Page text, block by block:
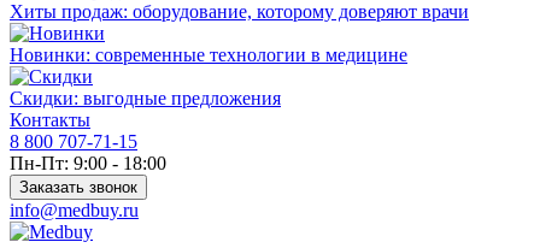
Хиты продаж: оборудование, которому доверяют врачи
Новинки: современные технологии в медицине
Скидки: выгодные предложения
Контакты
8 800 707-71-15
Пн-Пт: 9:00 - 18:00
Заказать звонок
info@medbuy.ru